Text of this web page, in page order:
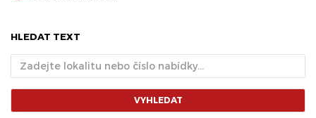
HLEDAT TEXT
VYHLEDAT